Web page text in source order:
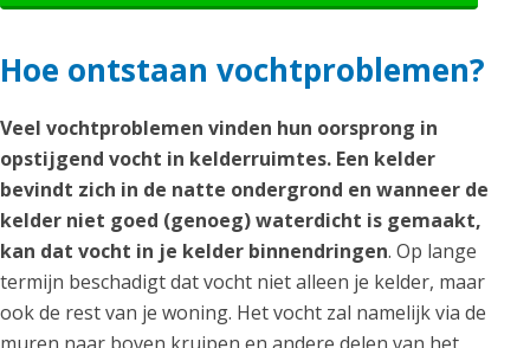
Hoe ontstaan vochtproblemen?
Veel vochtproblemen vinden hun oorsprong in
opstijgend vocht in kelderruimtes. Een kelder
bevindt zich in de natte ondergrond en wanneer de
kelder niet goed (genoeg) waterdicht is gemaakt,
kan dat vocht in je kelder binnendringen. Op lange
termijn beschadigt dat vocht niet alleen je kelder, maar
ook de rest van je woning. Het vocht zal namelijk via de